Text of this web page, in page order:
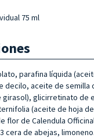
75 ml
parafina líquida
aceite de semilla
girasol), glicirretinato de
(aceite de hoja
flor de Calendula
cera de abejas, limoneno.